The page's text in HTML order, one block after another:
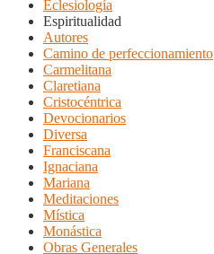
Eclesiología
Espiritualidad
Autores
Camino de perfeccionamiento
Carmelitana
Claretiana
Cristocéntrica
Devocionarios
Diversa
Franciscana
Ignaciana
Mariana
Meditaciones
Mística
Monástica
Obras Generales